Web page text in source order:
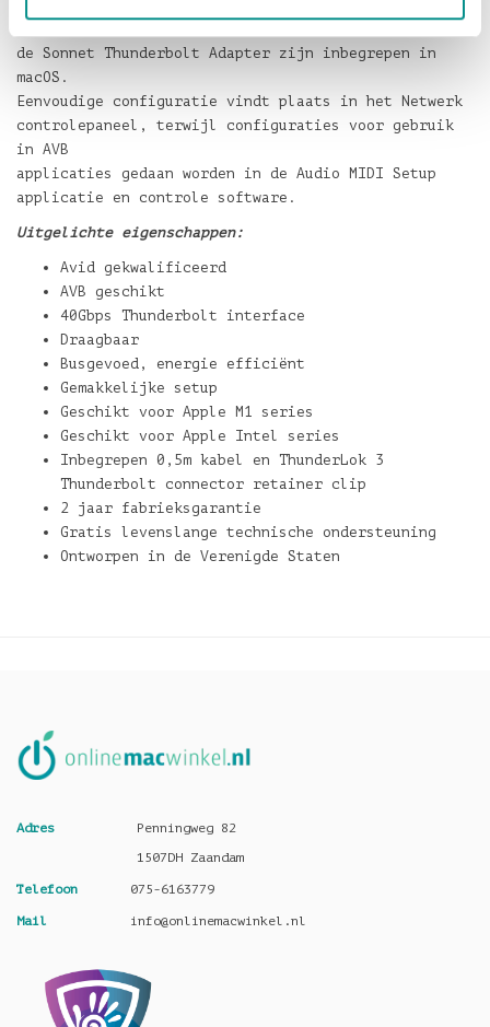
de Sonnet Thunderbolt Adapter zijn inbegrepen in
macOS.
Eenvoudige configuratie vindt plaats in het Netwerk
controlepaneel, terwijl configuraties voor gebruik
in AVB
applicaties gedaan worden in de Audio MIDI Setup
applicatie en controle software.
Uitgelichte eigenschappen:
Avid gekwalificeerd
AVB geschikt
40Gbps Thunderbolt interface
Draagbaar
Busgevoed, energie efficiënt
Gemakkelijke setup
Geschikt voor Apple M1 series
Geschikt voor Apple Intel series
Inbegrepen 0,5m kabel en ThunderLok 3
Thunderbolt connector retainer clip
2 jaar fabrieksgarantie
Gratis levenslange technische ondersteuning
Ontworpen in de Verenigde Staten
Adres
Penningweg 82
1507DH Zaandam
Telefoon 075-6163779
Mail info@onlinemacwinkel.nl